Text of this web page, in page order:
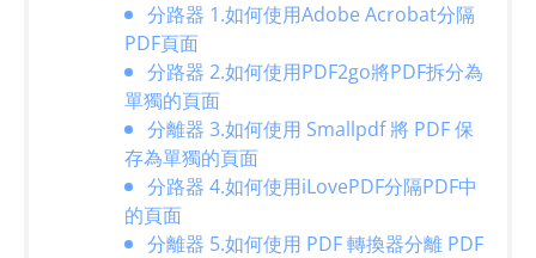
分路器 1.如何使用Adobe Acrobat分隔
PDF頁面
分路器 2.如何使用PDF2go將PDF拆分為
單獨的頁面
分離器 3.如何使用 Smallpdf 將 PDF 保
存為單獨的頁面
分路器 4.如何使用iLovePDF分隔PDF中
的頁面
分離器 5.如何使用 PDF 轉換器分離 PDF